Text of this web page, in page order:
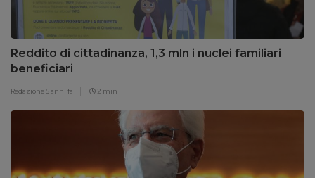
Reddito di cittadinanza, 1,3 mln i nuclei familiari
beneficiari
Redazione 5 anni fa 2 min